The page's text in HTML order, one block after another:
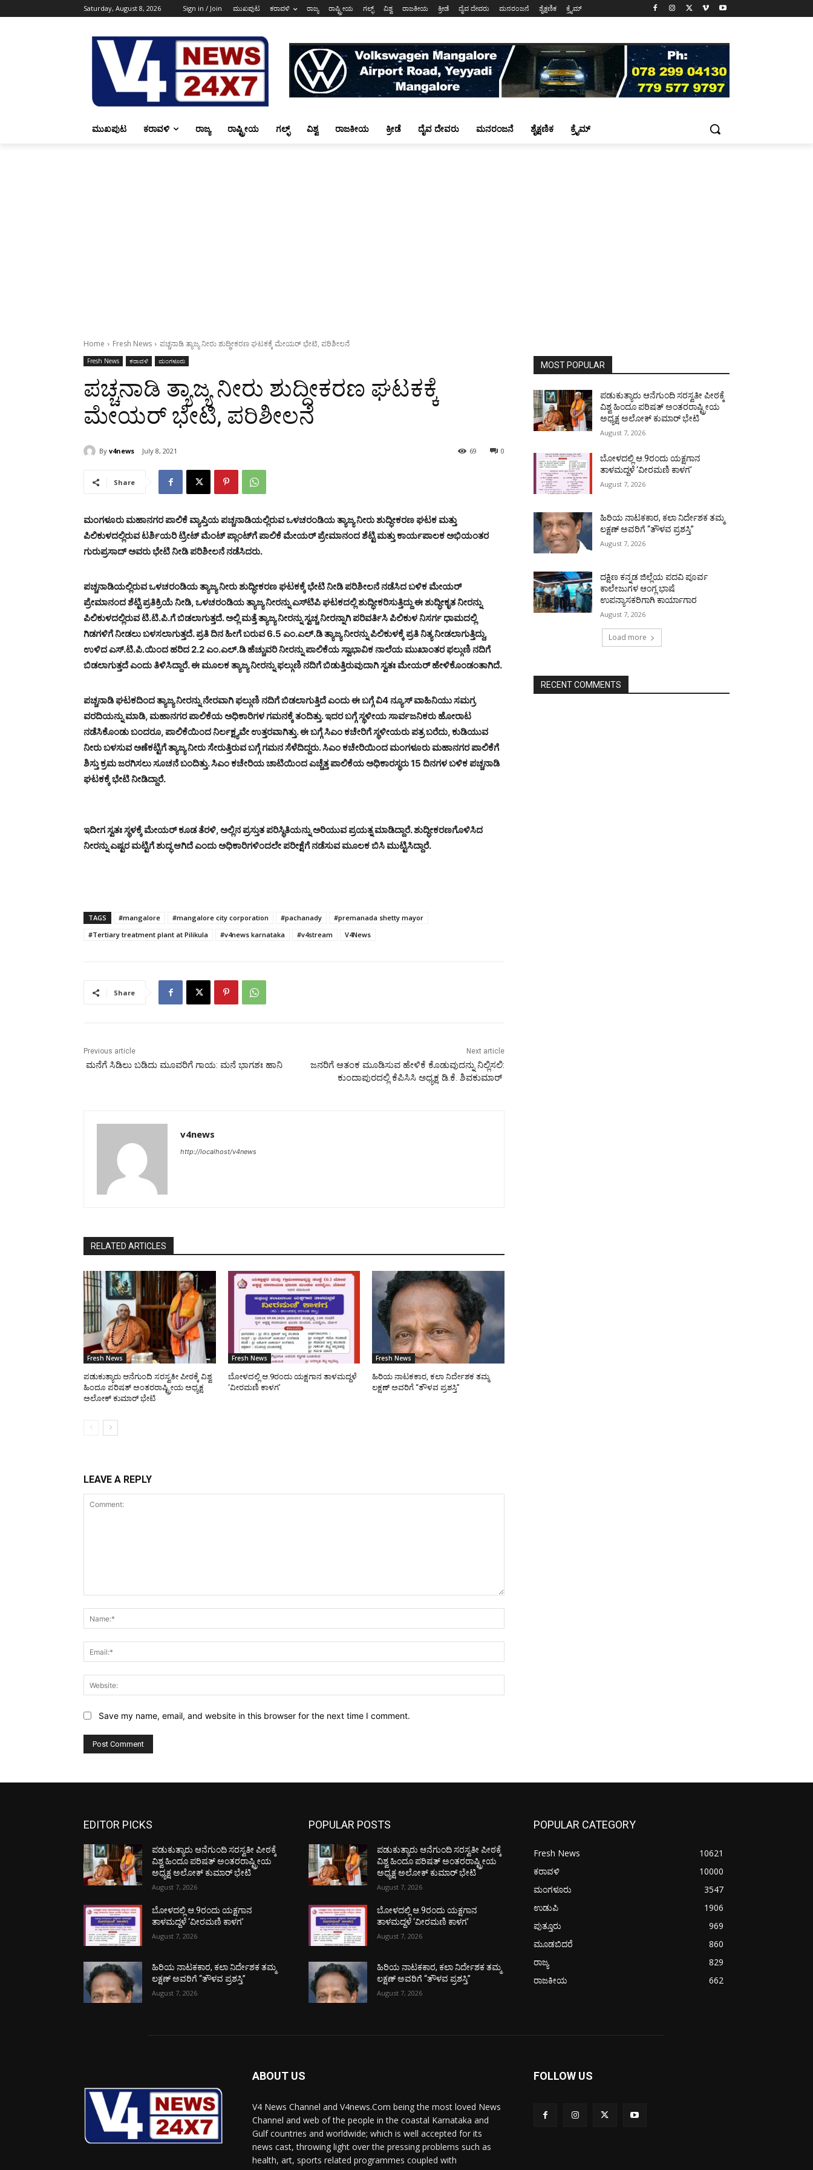
Saturday, August 8, 2026 Sign in / Join ಮುಖಪುಟ ಕರಾವಳಿ ರಾಜ್ಯ ರಾಷ್ಟ್ರೀಯ ಗಲ್ಫ್ ವಿಶ್ವ ರಾಜಕೀಯ ಕ್ರೀಡೆ ದೈವ ದೇವರು ಮನರಂಜನೆ ಶೈಕ್ಷಣಿಕ ಕ್ರೈಮ್
ಮುಖಪುಟ ಕರಾವಳಿ ರಾಜ್ಯ ರಾಷ್ಟ್ರೀಯ ಗಲ್ಫ್ ವಿಶ್ವ ರಾಜಕೀಯ ಕ್ರೀಡೆ ದೈವ ದೇವರು ಮನರಂಜನೆ ಶೈಕ್ಷಣಿಕ ಕ್ರೈಮ್
Home Fresh News ಪಚ್ಚನಾಡಿ ತ್ಯಾಜ್ಯ ನೀರು ಶುದ್ಧೀಕರಣ ಘಟಕಕ್ಕೆ ಮೇಯರ್ ಭೇಟಿ, ಪರಿಶೀಲನೆ
Fresh News ಕರಾವಳಿ ಮಂಗಳೂರು
ಪಚ್ಚನಾಡಿ ತ್ಯಾಜ್ಯ ನೀರು ಶುದ್ಧೀಕರಣ ಘಟಕಕ್ಕೆ
ಮೇಯರ್ ಭೇಟಿ, ಪರಿಶೀಲನೆ
By v4news July 8, 2021 0
69
Share
ಮಂಗಳೂರು ಮಹಾನಗರ ಪಾಲಿಕೆ ವ್ಯಾಪ್ತಿಯ ಪಚ್ಚನಾಡಿಯಲ್ಲಿರುವ ಒಳಚರಂಡಿಯ ತ್ಯಾಜ್ಯ ನೀರು ಶುದ್ಧೀಕರಣ ಘಟಕ ಮತ್ತು
ಪಿಲಿಕುಳದಲ್ಲಿರುವ ಟರ್ಶಿಯರಿ ಟ್ರೀಟ್ ಮೆಂಟ್ ಪ್ಲಾಂಟ್‍ಗೆ ಪಾಲಿಕೆ ಮೇಯರ್ ಪ್ರೇಮಾನಂದ ಶೆಟ್ಟಿ ಮತ್ತು ಕಾರ್ಯಪಾಲಕ ಅಭಿಯಂತರ
ಗುರುಪ್ರಸಾದ್ ಅವರು ಭೇಟಿ ನೀಡಿ ಪರಿಶೀಲನೆ ನಡೆಸಿದರು.
ಪಚ್ಚನಾಡಿಯಲ್ಲಿರುವ ಒಳಚರಂಡಿಯ ತ್ಯಾಜ್ಯ ನೀರು ಶುದ್ಧೀಕರಣ ಘಟಕಕ್ಕೆ ಭೇಟಿ ನೀಡಿ ಪರಿಶೀಲನೆ ನಡೆಸಿದ ಬಳಿಕ ಮೇಯರ್
ಪ್ರೇಮಾನಂದ ಶೆಟ್ಟಿ ಪ್ರತಿಕ್ರಿಯೆ ನೀಡಿ, ಒಳಚರಂಡಿಯ ತ್ಯಾಜ್ಯ ನೀರನ್ನು ಎಸ್‍ಟಿಪಿ ಘಟಕದಲ್ಲಿ ಶುದ್ಧೀಕರಿಸುತ್ತಿದ್ದು ಈ ಶುದ್ಧೀಕೃತ ನೀರನ್ನು
ಪಿಲಿಕುಳದಲ್ಲಿರುವ ಟಿ.ಟಿ.ಪಿ.ಗೆ ಬಿಡಲಾಗುತ್ತದೆ. ಅಲ್ಲಿ ಮತ್ತೆ ತ್ಯಾಜ್ಯ ನೀರನ್ನು ಸ್ವಚ್ಚ ನೀರನ್ನಾಗಿ ಪರಿವರ್ತಿಸಿ ಪಿಲಿಕುಳ ನಿಸರ್ಗ ಧಾಮದಲ್ಲಿ
ಗಿಡಗಳಿಗೆ ನೀಡಲು ಬಳಸಲಾಗುತ್ತದೆ. ಪ್ರತಿ ದಿನ ಹೀಗೆ ಬರುವ 6.5 ಎಂ.ಎಲ್.ಡಿ ತ್ಯಾಜ್ಯ ನೀರನ್ನು ಪಿಲಿಕುಳಕ್ಕೆ ಪ್ರತಿ ನಿತ್ಯ ನೀಡಲಾಗುತ್ತಿದ್ದು,
ಉಳಿದ ಎಸ್.ಟಿ.ಪಿ.ಯಿಂದ ಹರಿದ 2.2 ಎಂ.ಎಲ್.ಡಿ ಹೆಚ್ಚುವರಿ ನೀರನ್ನು ಪಾಲಿಕೆಯ ಸ್ವಾಭಾವಿಕ ನಾಲೆಯ ಮುಖಾಂತರ ಫಲ್ಗುಣಿ ನದಿಗೆ
ಬಿಡಲಾಗುತ್ತದೆ ಎಂದು ತಿಳಿಸಿದ್ದಾರೆ. ಈ ಮೂಲಕ ತ್ಯಾಜ್ಯ ನೀರನ್ನು ಫಲ್ಗುಣಿ ನದಿಗೆ ಬಿಡುತ್ತಿರುವುದಾಗಿ ಸ್ವತಃ ಮೇಯರ್ ಹೇಳಿಕೊಂಡಂತಾಗಿದೆ.
ಪಚ್ಚನಾಡಿ ಘಟಕದಿಂದ ತ್ಯಾಜ್ಯ ನೀರನ್ನು ನೇರವಾಗಿ ಫಲ್ಗುಣಿ ನದಿಗೆ ಬಿಡಲಾಗುತ್ತಿದೆ ಎಂದು ಈ ಬಗ್ಗೆ ವಿ4 ನ್ಯೂಸ್ ವಾಹಿನಿಯು ಸಮಗ್ರ
ವರದಿಯನ್ನು ಮಾಡಿ, ಮಹಾನಗರ ಪಾಲಿಕೆಯ ಅಧಿಕಾರಿಗಳ ಗಮನಕ್ಕೆ ತಂದಿತ್ತು. ಇದರ ಬಗ್ಗೆ ಸ್ಥಳೀಯ ಸಾರ್ವಜನಿಕರು ಹೋರಾಟ
ನಡೆಸಿಕೊಂಡು ಬಂದರೂ, ಪಾಲಿಕೆಯಿಂದ ನಿರ್ಲಕ್ಷ್ಯವೇ ಉತ್ತರವಾಗಿತ್ತು. ಈ ಬಗ್ಗೆ ಸಿಎಂ ಕಚೇರಿಗೆ ಸ್ಥಳೀಯರು ಪತ್ರ ಬರೆದು, ಕುಡಿಯುವ
ನೀರು ಬಳಸುವ ಅಣೆಕಟ್ಟಿಗೆ ತ್ಯಾಜ್ಯ ನೀರು ಸೇರುತ್ತಿರುವ ಬಗ್ಗೆ ಗಮನ ಸೆಳೆದಿದ್ದರು. ಸಿಎಂ ಕಚೇರಿಯಿಂದ ಮಂಗಳೂರು ಮಹಾನಗರ ಪಾಲಿಕೆಗೆ
ಶಿಸ್ತು ಕ್ರಮ ಜರಗಿಸಲು ಸೂಚನೆ ಬಂದಿತ್ತು. ಸಿಎಂ ಕಚೇರಿಯ ಚಾಟಿಯಿಂದ ಎಚ್ಚೆತ್ತ ಪಾಲಿಕೆಯ ಅಧಿಕಾರಸ್ಥರು 15 ದಿನಗಳ ಬಳಿಕ ಪಚ್ಚನಾಡಿ
ಘಟಕಕ್ಕೆ ಭೇಟಿ ನೀಡಿದ್ದಾರೆ.
ಇದೀಗ ಸ್ವತಃ ಸ್ಥಳಕ್ಕೆ ಮೇಯರ್ ಕೂಡ ತೆರಳಿ, ಅಲ್ಲಿನ ಪ್ರಸ್ತುತ ಪರಿಸ್ಥಿತಿಯನ್ನು ಅರಿಯುವ ಪ್ರಯತ್ನ ಮಾಡಿದ್ದಾರೆ. ಶುದ್ಧೀಕರಣಗೊಳಿಸಿದ
ನೀರನ್ನು ಎಷ್ಟರ ಮಟ್ಟಿಗೆ ಶುದ್ಧ ಆಗಿದೆ ಎಂದು ಅಧಿಕಾರಿಗಳಿಂದಲೇ ಪರೀಕ್ಷೆಗೆ ನಡೆಸುವ ಮೂಲಕ ಬಿಸಿ ಮುಟ್ಟಿಸಿದ್ದಾರೆ.
TAGS #mangalore #mangalore city corporation #pachanady
#premanada shetty mayor
#Tertiary treatment plant at Pilikula
#v4news karnataka #v4stream V4News
Share
Previous article
ಮನೆಗೆ ಸಿಡಿಲು ಬಡಿದು ಮೂವರಿಗೆ ಗಾಯ: ಮನೆ ಭಾಗಶಃ ಹಾನಿ
Next article
ಜನರಿಗೆ ಆತಂಕ ಮೂಡಿಸುವ ಹೇಳಿಕೆ ಕೊಡುವುದನ್ನು ನಿಲ್ಲಿಸಲಿ:
ಕುಂದಾಪುರದಲ್ಲಿ ಕೆಪಿಸಿಸಿ ಅಧ್ಯಕ್ಷ ಡಿ.ಕೆ. ಶಿವಕುಮಾರ್
v4news
http://localhost/v4news
RELATED ARTICLES
Fresh News
ಪಡುಕುತ್ಯಾರು ಆನೆಗುಂದಿ ಸರಸ್ವತೀ ಪೀಠಕ್ಕೆ ವಿಶ್ವ
ಹಿಂದೂ ಪರಿಷತ್ ಅಂತರರಾಷ್ಟ್ರೀಯ ಅಧ್ಯಕ್ಷ
ಅಲೋಕ್ ಕುಮಾರ್ ಭೇಟಿ
Fresh News
ಬೋಳದಲ್ಲಿ ಆ.9ರಂದು ಯಕ್ಷಗಾನ ತಾಳಮದ್ದಳೆ
‘ವೀರಮಣಿ ಕಾಳಗ’
Fresh News
ಹಿರಿಯ ನಾಟಕಕಾರ, ಕಲಾ ನಿರ್ದೇಶಕ ತಮ್ಮ
ಲಕ್ಷಣ್ ಅವರಿಗೆ “ತೌಳವ ಪ್ರಶಸ್ತಿ”
LEAVE A REPLY
Save my name, email, and website in this browser for the next time I comment.
MOST POPULAR
ಪಡುಕುತ್ಯಾರು ಆನೆಗುಂದಿ ಸರಸ್ವತೀ ಪೀಠಕ್ಕೆ
ವಿಶ್ವ ಹಿಂದೂ ಪರಿಷತ್ ಅಂತರರಾಷ್ಟ್ರೀಯ
ಅಧ್ಯಕ್ಷ ಅಲೋಕ್ ಕುಮಾರ್ ಭೇಟಿ
August 7, 2026
ಬೋಳದಲ್ಲಿ ಆ.9ರಂದು ಯಕ್ಷಗಾನ
ತಾಳಮದ್ದಳೆ ‘ವೀರಮಣಿ ಕಾಳಗ’
August 7, 2026
ಹಿರಿಯ ನಾಟಕಕಾರ, ಕಲಾ ನಿರ್ದೇಶಕ ತಮ್ಮ
ಲಕ್ಷಣ್ ಅವರಿಗೆ “ತೌಳವ ಪ್ರಶಸ್ತಿ”
August 7, 2026
ದಕ್ಷಿಣ ಕನ್ನಡ ಜಿಲ್ಲೆಯ ಪದವಿ ಪೂರ್ವ
ಕಾಲೇಜುಗಳ ಆಂಗ್ಲ ಭಾಷೆ
ಉಪನ್ಯಾಸಕರಿಗಾಗಿ ಕಾರ್ಯಾಗಾರ
August 7, 2026
Load more
RECENT COMMENTS
EDITOR PICKS
ಪಡುಕುತ್ಯಾರು ಆನೆಗುಂದಿ ಸರಸ್ವತೀ ಪೀಠಕ್ಕೆ
ವಿಶ್ವ ಹಿಂದೂ ಪರಿಷತ್ ಅಂತರರಾಷ್ಟ್ರೀಯ
ಅಧ್ಯಕ್ಷ ಅಲೋಕ್ ಕುಮಾರ್ ಭೇಟಿ
August 7, 2026
ಬೋಳದಲ್ಲಿ ಆ.9ರಂದು ಯಕ್ಷಗಾನ
ತಾಳಮದ್ದಳೆ ‘ವೀರಮಣಿ ಕಾಳಗ’
August 7, 2026
ಹಿರಿಯ ನಾಟಕಕಾರ, ಕಲಾ ನಿರ್ದೇಶಕ ತಮ್ಮ
ಲಕ್ಷಣ್ ಅವರಿಗೆ “ತೌಳವ ಪ್ರಶಸ್ತಿ”
August 7, 2026
POPULAR POSTS
ಪಡುಕುತ್ಯಾರು ಆನೆಗುಂದಿ ಸರಸ್ವತೀ ಪೀಠಕ್ಕೆ
ವಿಶ್ವ ಹಿಂದೂ ಪರಿಷತ್ ಅಂತರರಾಷ್ಟ್ರೀಯ
ಅಧ್ಯಕ್ಷ ಅಲೋಕ್ ಕುಮಾರ್ ಭೇಟಿ
August 7, 2026
ಬೋಳದಲ್ಲಿ ಆ.9ರಂದು ಯಕ್ಷಗಾನ
ತಾಳಮದ್ದಳೆ ‘ವೀರಮಣಿ ಕಾಳಗ’
August 7, 2026
ಹಿರಿಯ ನಾಟಕಕಾರ, ಕಲಾ ನಿರ್ದೇಶಕ ತಮ್ಮ
ಲಕ್ಷಣ್ ಅವರಿಗೆ “ತೌಳವ ಪ್ರಶಸ್ತಿ”
August 7, 2026
POPULAR CATEGORY
Fresh News
10621
ಕರಾವಳಿ
10000
ಮಂಗಳೂರು
3547
ಉಡುಪಿ
1906
ಪುತ್ತೂರು
969
ಮೂಡಬಿದರೆ
860
ರಾಜ್ಯ
829
ರಾಜಕೀಯ
662
ABOUT US
V4 News Channel and V4news.Com being the most loved News
Channel and web of the people in the coastal Karnataka and
Gulf countries and worldwide; which is well accepted for its
news cast, throwing light over the pressing problems such as
health, art, sports related programmes coupled with
FOLLOW US